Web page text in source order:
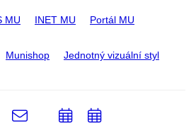
MU INET MU Portál MU
Munishop Jednotný vizuální styl
LinkedIn
e-
PřidatPřidat